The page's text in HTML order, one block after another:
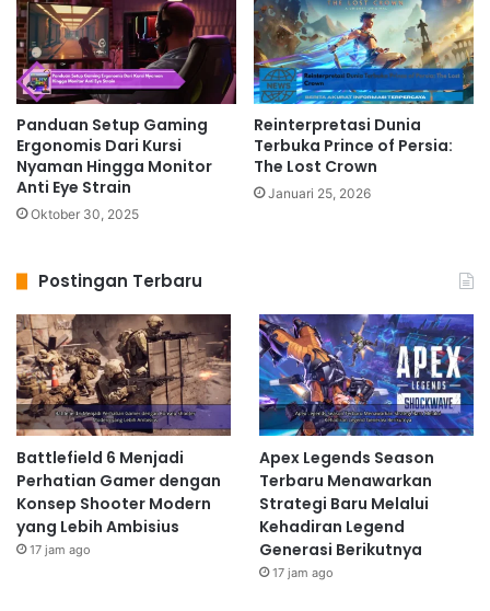
Panduan Setup Gaming
Ergonomis Dari Kursi
Nyaman Hingga Monitor
Anti Eye Strain
Oktober 30, 2025
Reinterpretasi Dunia
Terbuka Prince of Persia:
The Lost Crown
Januari 25, 2026
Postingan Terbaru
Battlefield 6 Menjadi
Perhatian Gamer dengan
Konsep Shooter Modern
yang Lebih Ambisius
17 jam ago
Apex Legends Season
Terbaru Menawarkan
Strategi Baru Melalui
Kehadiran Legend
Generasi Berikutnya
17 jam ago